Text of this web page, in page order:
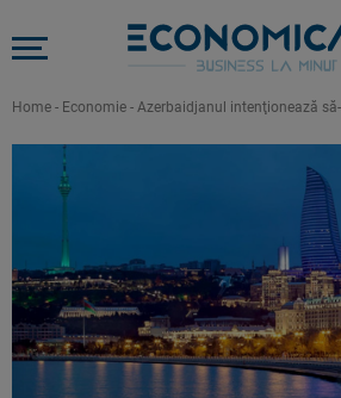
Home - Economie - Azerbaidjanul intenţionează